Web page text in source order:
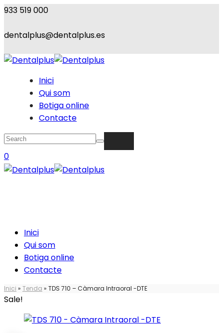
933 519 000
dentalplus@dentalplus.es
Inici
Qui som
Botiga online
Contacte
0
Inici
Qui som
Botiga online
Contacte
Inici » Tenda » TDS 710 – Càmara Intraoral -DTE
Sale!